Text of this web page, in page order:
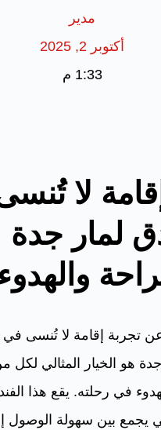
مدير
أكتوبر 2, 2025
1:33 م
لا
لمار جدة
والهدوء
تجربة إقامة لا تُنسى في
هو الخيار المثالي لكل
في رحلته. يقع هذا
يجمع بين سهولة الوصول